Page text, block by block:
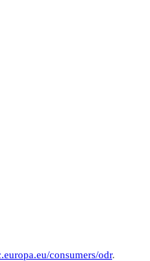
consumers/odr.